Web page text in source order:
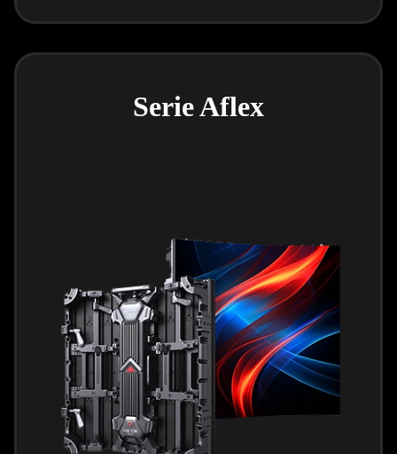
Serie Aflex